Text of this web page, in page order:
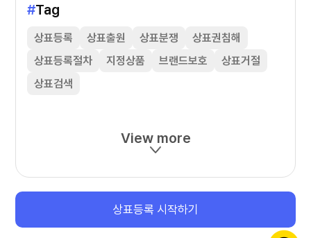
#Tag
상표등록 상표출원 상표분쟁
상표권침해
상표등록절차
지정상품 브랜드보호
상표거절
상표검색
View more
상표등록 시작하기